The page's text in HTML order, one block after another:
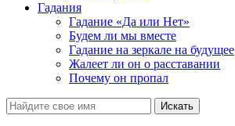
Гадания
Гадание «Да или Нет»
Будем ли мы вместе
Гадание на зеркале на будущее
Жалеет ли он о расставании
Почему он пропал